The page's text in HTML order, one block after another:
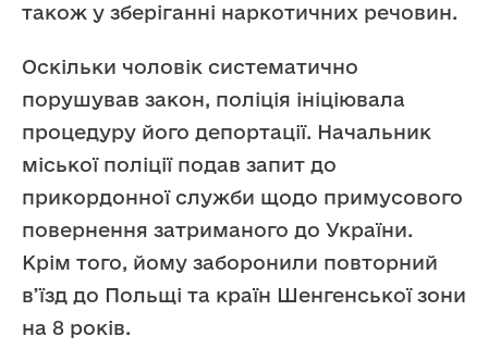
також у зберіганні наркотичних речовин.
Оскільки чоловік систематично
порушував закон, поліція ініціювала
процедуру його депортації. Начальник
міської поліції подав запит до
прикордонної служби щодо примусового
повернення затриманого до України.
Крім того, йому заборонили повторний
в’їзд до Польщі та країн Шенгенської зони
на 8 років.